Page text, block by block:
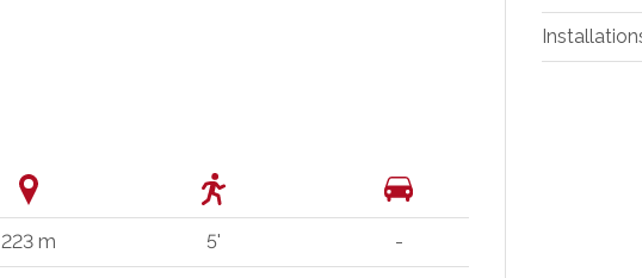
223 m 5' -